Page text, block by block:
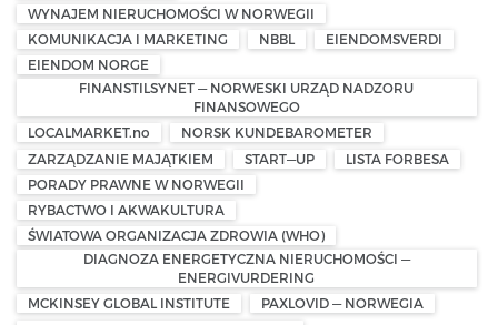
WYNAJEM NIERUCHOMOŚCI W NORWEGII
KOMUNIKACJA I MARKETING
NBBL
EIENDOMSVERDI
EIENDOM NORGE
FINANSTILSYNET — NORWESKI URZĄD NADZORU
FINANSOWEGO
LOCALMARKET.no
NORSK KUNDEBAROMETER
ZARZĄDZANIE MAJĄTKIEM
START—UP
LISTA FORBESA
PORADY PRAWNE W NORWEGII
RYBACTWO I AKWAKULTURA
ŚWIATOWA ORGANIZACJA ZDROWIA (WHO)
DIAGNOZA ENERGETYCZNA NIERUCHOMOŚCI —
ENERGIVURDERING
MCKINSEY GLOBAL INSTITUTE
PAXLOVID — NORWEGIA